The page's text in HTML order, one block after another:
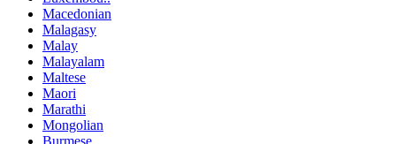
Macedonian
Malagasy
Malay
Malayalam
Maltese
Maori
Marathi
Mongolian